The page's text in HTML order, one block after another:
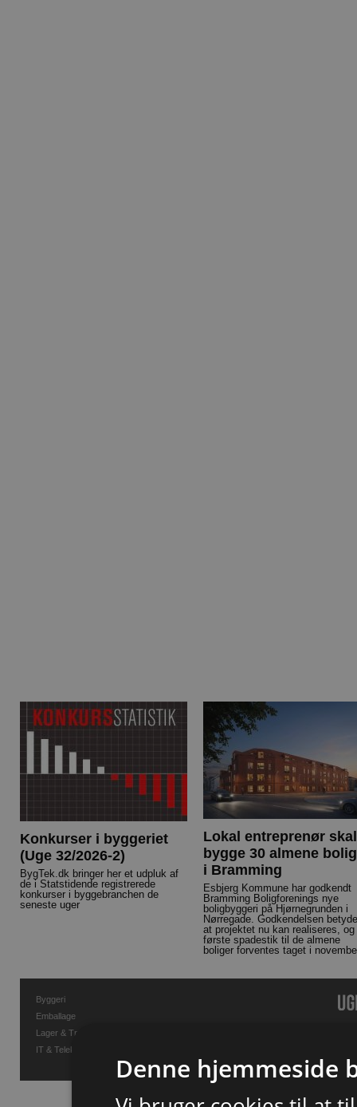
Konkurser i byggeriet
(Uge 32/2026-2)
BygTek.dk bringer her et udpluk af
de i Statstidende registrerede
konkurser i byggebranchen de
seneste uger
Lokal entreprenør skal
bygge 30 almene
i Bramming
Esbjerg Kommune har godkendt
Bramming Boligforenings nye
boligbyggeri på Hjørnegrunden i
Nørregade. Godkendelsen
at projektet nu kan realiseres, og
første spadestik til de almene
boliger forventes taget i
Byggeri
Emballage
Lager & Transport
IT & Telekommunikation
Denne hjemmeside